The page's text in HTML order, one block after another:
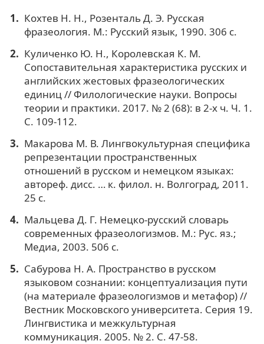
Кохтев Н. Н., Розенталь Д. Э. Русская
фразеология. М.: Русский язык, 1990. 306 с.
Куличенко Ю. Н., Королевская К. М.
Сопоставительная характеристика русских и
английских жестовых фразеологических
единиц // Филологические науки. Вопросы
теории и практики. 2017. № 2 (68): в 2-х ч. Ч. 1.
С. 109-112.
Макарова М. В. Лингвокультурная специфика
репрезентации пространственных
отношений в русском и немецком языках:
автореф. дисс. … к. филол. н. Волгоград, 2011.
25 с.
Мальцева Д. Г. Немецко-русский словарь
современных фразеологизмов. М.: Рус. яз.;
Медиа, 2003. 506 с.
Сабурова Н. А. Пространство в русском
языковом сознании: концептуализация пути
(на материале фразеологизмов и метафор) //
Вестник Московского университета. Серия 19.
Лингвистика и межкультурная
коммуникация. 2005. № 2. С. 47-58.